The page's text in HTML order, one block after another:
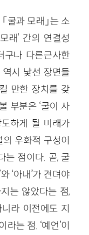
굴과 모래」는 소
래’ 간의 연결성
구나 다른근사한
역시 낯선 장면들
만한 장치를 갖
부분은 ‘굴이 사
하게 될 미래가
의 우화적 구성이
는 점이다. 곧, 굴
‘아내’가 견뎌야
는 않았다는 점,
라 이전에도 지
는 점. ‘예언’이